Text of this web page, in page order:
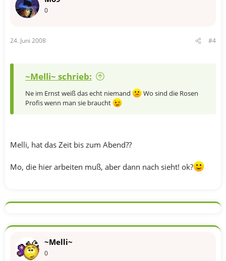
0
24. Juni 2008 #4
~Melli~ schrieb:
Ne im Ernst weiß das echt niemand
Wo sind die Rosen
Profis wenn man sie braucht
Melli, hat das Zeit bis zum Abend??
Mo, die hier arbeiten muß, aber dann nach sieht! ok?
~Melli~
0